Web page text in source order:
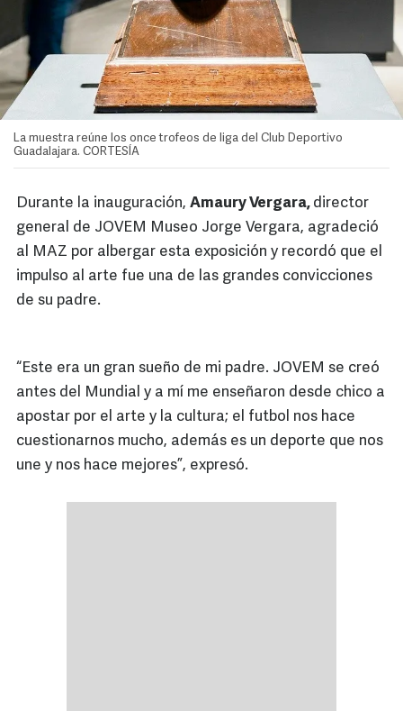
La muestra reúne los once trofeos de liga del Club Deportivo
Guadalajara. CORTESÍA
Durante la inauguración, Amaury Vergara, director
general de JOVEM Museo Jorge Vergara, agradeció
al MAZ por albergar esta exposición y recordó que el
impulso al arte fue una de las grandes convicciones
de su padre.
“Este era un gran sueño de mi padre. JOVEM se creó
antes del Mundial y a mí me enseñaron desde chico a
apostar por el arte y la cultura; el futbol nos hace
cuestionarnos mucho, además es un deporte que nos
une y nos hace mejores”, expresó.